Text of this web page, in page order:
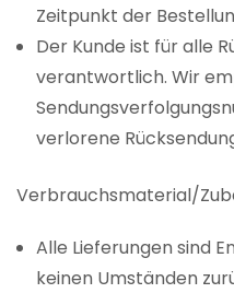
Zeitpunkt der
Der Kunde ist für alle
verantwortlich. Wir
verlorene
Verbrauchsmaterial/
Alle Lieferungen sind
keinen Umständen